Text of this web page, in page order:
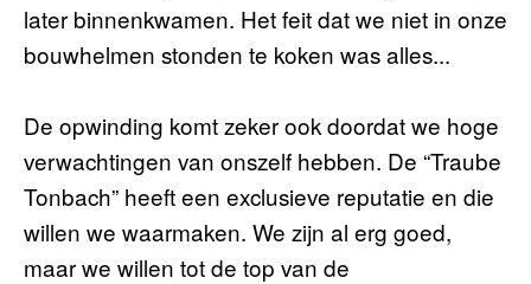
later binnenkwamen. Het feit dat we niet in onze
bouwhelmen stonden te koken was alles...
De opwinding komt zeker ook doordat we hoge
verwachtingen van onszelf hebben. De “Traube
Tonbach” heeft een exclusieve reputatie en die
willen we waarmaken. We zijn al erg goed,
maar we willen tot de top van de